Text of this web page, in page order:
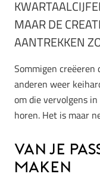
MAAR DE
AANTREKKEN
Sommigen
anderen weer
om die vervolgens
horen. Het is maar
Van je
maken